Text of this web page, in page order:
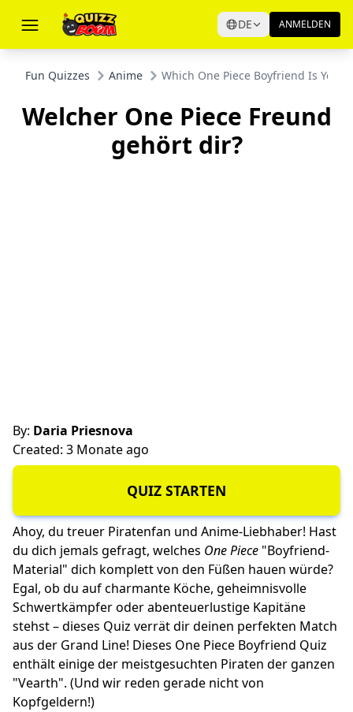
DE ANMELDEN
Fun Quizzes Anime Which One Piece Boyfriend Is
Welcher One Piece Freund
gehört dir?
By: Daria Priesnova
Created: 3 Monate ago
QUIZ STARTEN
Ahoy, du treuer Piratenfan und Anime-Liebhaber! Hast
du dich jemals gefragt, welches One Piece "Boyfriend-
Material" dich komplett von den Füßen hauen würde?
Egal, ob du auf charmante Köche, geheimnisvolle
Schwertkämpfer oder abenteuerlustige Kapitäne
stehst – dieses Quiz verrät dir deinen perfekten Match
aus der Grand Line! Dieses One Piece Boyfriend Quiz
enthält einige der meistgesuchten Piraten der ganzen
"Vearth". (Und wir reden gerade nicht von
Kopfgeldern!)